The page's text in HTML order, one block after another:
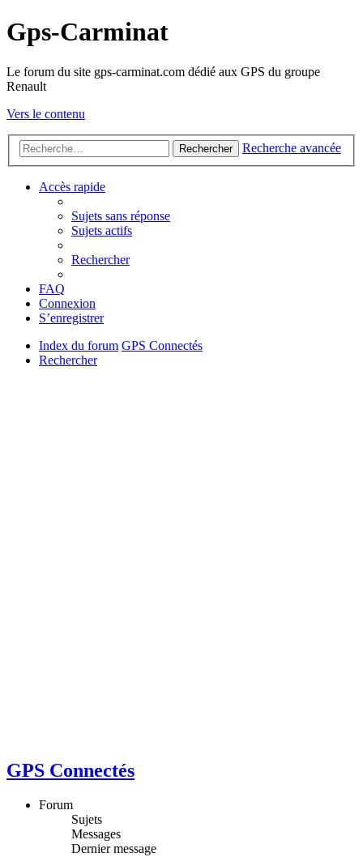
Gps-Carminat
Le forum du site gps-carminat.com dédié aux GPS du groupe
Renault
Vers le contenu
Rechercher Recherche avancée
Accès rapide
Sujets sans réponse
Sujets actifs
Rechercher
FAQ
Connexion
S’enregistrer
Index du forum GPS Connectés
Rechercher
GPS Connectés
Forum
Sujets
Messages
Dernier message